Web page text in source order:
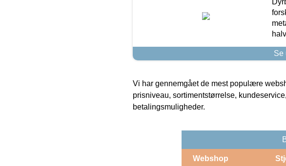
Se
Vi har gennemgået de mest populære
prisniveau, sortimentstørrelse,
betalingsmuligheder.
Webshop